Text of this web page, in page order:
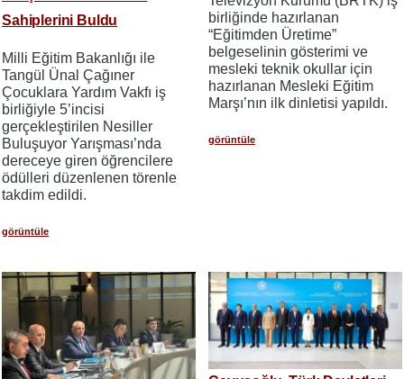
Sahiplerini Buldu
Milli Eğitim Bakanlığı ile
Tangül Ünal Çağıner
Çocuklara Yardım Vakfı iş
birliğiyle 5’incisi
gerçekleştirilen Nesiller
Buluşuyor Yarışması’nda
dereceye giren öğrencilere
ödülleri düzenlenen törenle
takdim edildi.
görüntüle
birliğinde hazırlanan
“Eğitimden Üretime”
belgeselinin gösterimi ve
mesleki teknik okullar için
hazırlanan Mesleki Eğitim
Marşı’nın ilk dinletisi yapıldı.
görüntüle